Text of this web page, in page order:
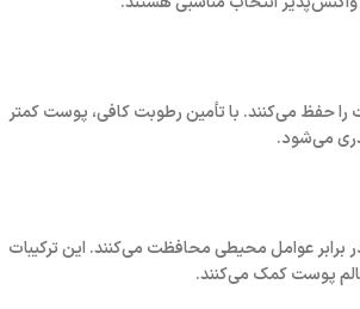
حفظ می‌کنند. با تأمین رطوبت کافی، پوست کمتر
می‌شود.
برابر عوامل محیطی محافظت می‌کنند. این ترکیبات
پوست کمک می‌کنند.